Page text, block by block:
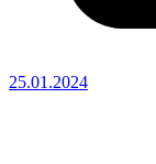
25.01.2024